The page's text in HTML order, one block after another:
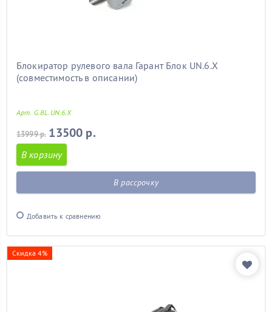
Блокиратор рулевого вала Гарант Блок UN.6.X
(совместимость в описании)
Арт. G.BL.UN.6.X
13999 р. 13500 р.
В корзину
В рассрочку
Добавить к сравнению
Скидка 4%